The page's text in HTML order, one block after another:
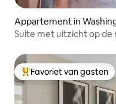
Appartement in
Suite met uitzicht op de
Topfavoriet van gasten
Favoriet van gasten